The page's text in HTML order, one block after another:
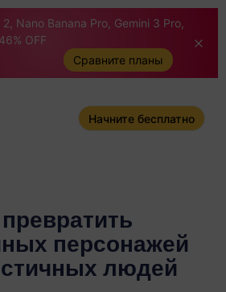
Nano Banana Pro, Gemini 3 Pro,
OFF
Сравните планы
Начните бесплатно
персонажей
людей